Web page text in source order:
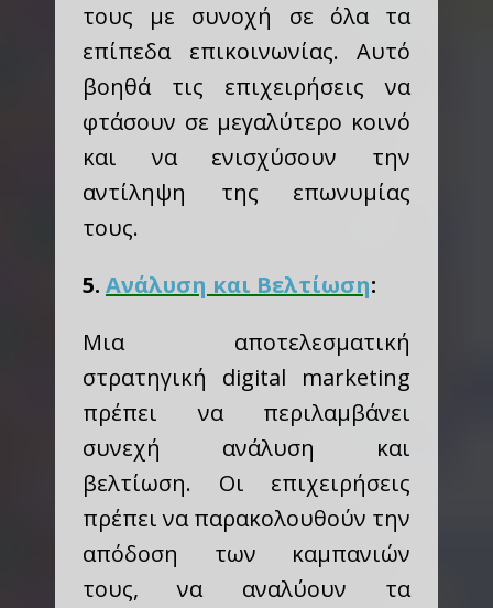
τους με συνοχή σε όλα τα
επίπεδα επικοινωνίας. Αυτό
βοηθά τις επιχειρήσεις να
φτάσουν σε μεγαλύτερο κοινό
και να ενισχύσουν την
αντίληψη της επωνυμίας
τους.
5. Ανάλυση και Βελτίωση:
Μια αποτελεσματική
στρατηγική digital marketing
πρέπει να περιλαμβάνει
συνεχή ανάλυση και
βελτίωση. Οι επιχειρήσεις
πρέπει να παρακολουθούν την
απόδοση των καμπανιών
τους, να αναλύουν τα